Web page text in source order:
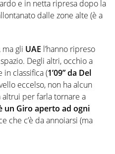
e in netta ripresa dopo la
dalle zone alte (è a
, ma gli UAE l’hanno ripreso
Degli altri, occhio a
in classifica (1’09” da Del
eccelso, non ha alcun
per farla tornare a
un Giro aperto ad ogni
che c’è da annoiarsi (ma